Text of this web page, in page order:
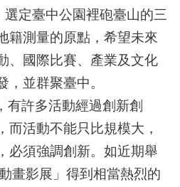
定臺中公園裡砲臺山的三
籍測量的原點，希望未來
、國際比賽、產業及文化
並群聚臺中。
有許多活動經過創新創
而活動不能只比規模大，
必須強調創新。如近期舉
畫影展」得到相當熱烈的